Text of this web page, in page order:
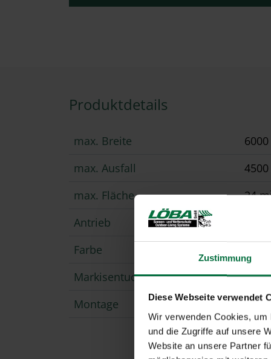
Zustimmung
Diese Webseite verwendet
Wir verwenden Cookies,
und die Zugriffe auf unsere
Website an unsere Partner
Produktdetails
max. Breite
max. Ausfall
max. Fläche
24
Antrieb
Farbe
Markisentuch
Montage